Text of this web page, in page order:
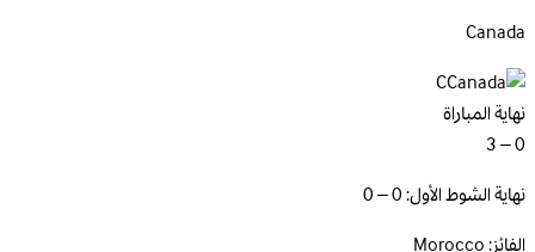
Canada
C
نهاية المباراة
0 – 3
نهاية الشوط الأول: 0 – 0